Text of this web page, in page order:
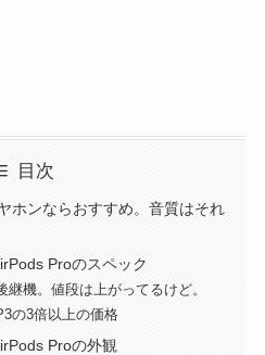
目次
ホンならおすすめ。音質はそれ
Proのスペック
継機。値段は上がってるけど。
の3倍以上の価格
Proの外観